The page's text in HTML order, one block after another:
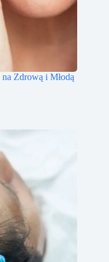
Zdrową i Młodą